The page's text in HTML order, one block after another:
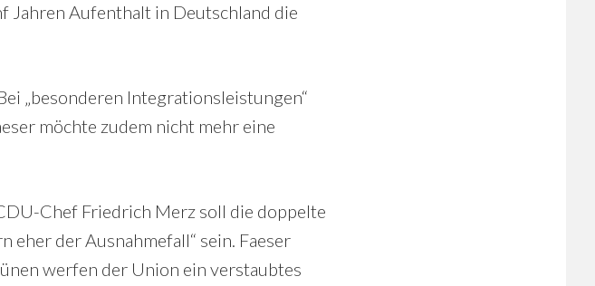
Jahren Aufenthalt in Deutschland die
„besonderen Integrationsleistungen“
möchte zudem nicht mehr eine
Chef Friedrich Merz soll die doppelte
eher der Ausnahmefall“ sein. Faeser
werfen der Union ein verstaubtes